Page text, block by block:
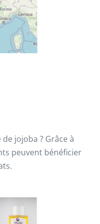
jojoba ? Grâce à
peuvent bénéficier